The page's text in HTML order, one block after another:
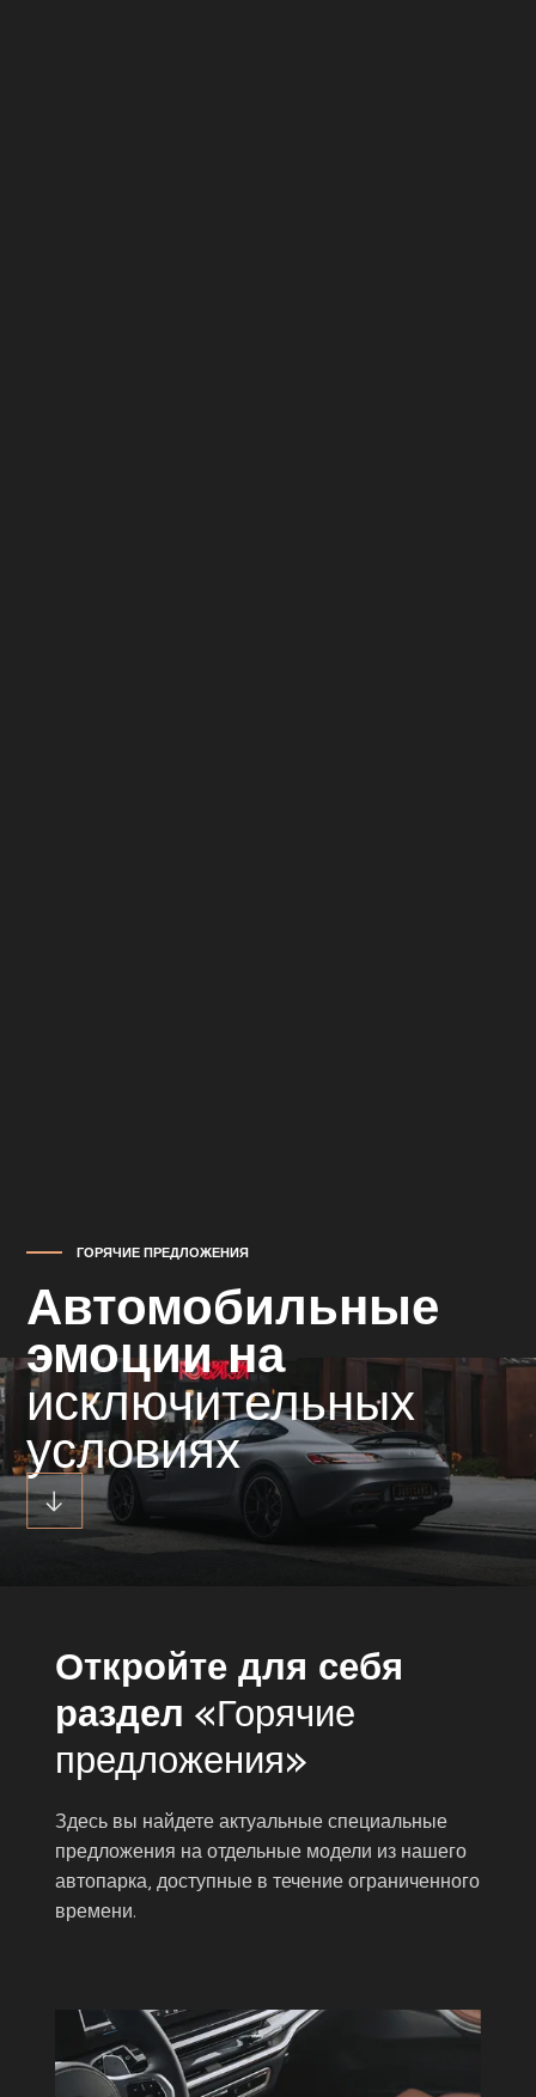
ГОРЯЧИЕ ПРЕДЛОЖЕНИЯ
Автомобильные
эмоции на
исключительных
условиях
Откройте для себя
раздел «Горячие
предложения»
Здесь вы найдете актуальные специальные
предложения на отдельные модели из нашего
автопарка, доступные в течение ограниченного
времени.